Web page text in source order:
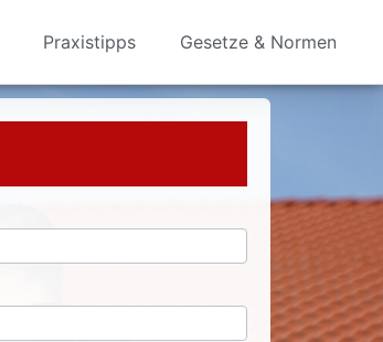
Praxistipps Gesetze & Normen